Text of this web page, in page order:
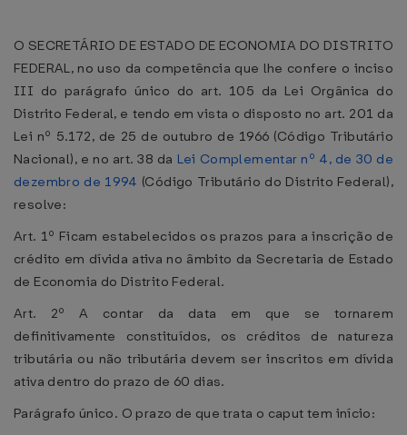
O SECRETÁRIO DE ESTADO DE ECONOMIA DO DISTRITO
FEDERAL, no uso da competência que lhe confere o inciso
III do parágrafo único do art. 105 da Lei Orgânica do
Distrito Federal, e tendo em vista o disposto no art. 201 da
Lei nº 5.172, de 25 de outubro de 1966 (Código Tributário
Nacional), e no art. 38 da Lei Complementar nº 4, de 30 de
dezembro de 1994 (Código Tributário do Distrito Federal),
resolve:
Art. 1º Ficam estabelecidos os prazos para a inscrição de
crédito em dívida ativa no âmbito da Secretaria de Estado
de Economia do Distrito Federal.
Art. 2º A contar da data em que se tornarem
definitivamente constituídos, os créditos de natureza
tributária ou não tributária devem ser inscritos em dívida
ativa dentro do prazo de 60 dias.
Parágrafo único. O prazo de que trata o caput tem início: